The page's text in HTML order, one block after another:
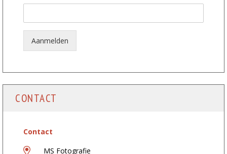
E
m
a
l
e
s
:
l
e
Aanmelden
CONTACT
Contact
MS Fotografie